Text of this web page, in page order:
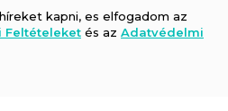
kapni, es elfogadom az
Feltételeket és az Adatvédelmi